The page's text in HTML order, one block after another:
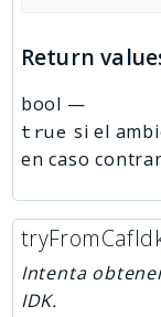
Return
bool —
true si el
en caso
Intenta
IDK.